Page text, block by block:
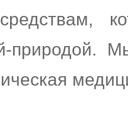
природой.